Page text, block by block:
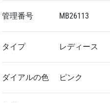
管理番号 MB26113
タイプ レディース
ダイアルの色 ピンク